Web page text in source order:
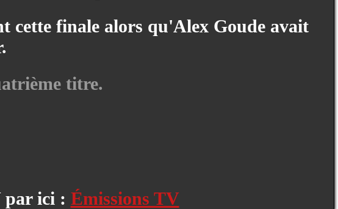
cette finale alors qu'Alex Goude avait
titre.
par ici : Émissions TV